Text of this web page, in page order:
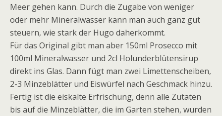
Meer gehen kann. Durch die Zugabe von weniger
oder mehr Mineralwasser kann man auch ganz gut
steuern, wie stark der Hugo daherkommt.
Für das Original gibt man aber 150ml Prosecco mit
100ml Mineralwasser und 2cl Holunderblütensirup
direkt ins Glas. Dann fügt man zwei Limettenscheiben,
2-3 Minzeblätter und Eiswürfel nach Geschmack hinzu.
Fertig ist die eiskalte Erfrischung, denn alle Zutaten
bis auf die Minzeblätter, die im Garten stehen, wurden